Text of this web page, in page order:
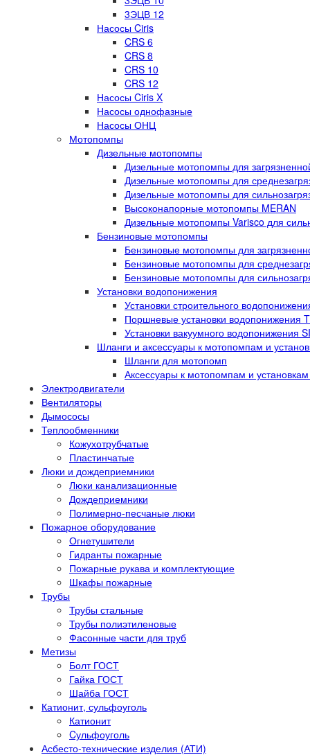
3ЭЦВ 12
Насосы Ciris
CRS 6
CRS 8
CRS 10
CRS 12
Насосы Ciris X
Насосы однофазные
Насосы ОНЦ
Мотопомпы
Дизельные мотопомпы
Дизельные мотопомпы для
Дизельные мотопомпы для
Дизельные мотопомпы для
Высоконапорные мотопомпы MERAN
Дизельные мотопомпы Varisco для
Бензиновые мотопомпы
Бензиновые мотопомпы для
Бензиновые мотопомпы для
Бензиновые мотопомпы для
Установки водопонижения
Установки строительного
Поршневые установки водопонижения
Установки вакуумного водопонижения
Шланги и аксессуары к мотопомпам и
Шланги для мотопомп
Аксессуары к мотопомпам и
Электродвигатели
Вентиляторы
Дымососы
Теплообменники
Кожухотрубчатые
Пластинчатые
Люки и дождеприемники
Люки канализационные
Дождеприемники
Полимерно-песчаные люки
Пожарное оборудование
Огнетушители
Гидранты пожарные
Пожарные рукава и комплектующие
Шкафы пожарные
Трубы
Трубы стальные
Трубы полиэтиленовые
Фасонные части для труб
Метизы
Болт ГОСТ
Гайка ГОСТ
Шайба ГОСТ
Катионит, сульфоуголь
Катионит
Cульфоуголь
Асбесто-технические изделия (АТИ)